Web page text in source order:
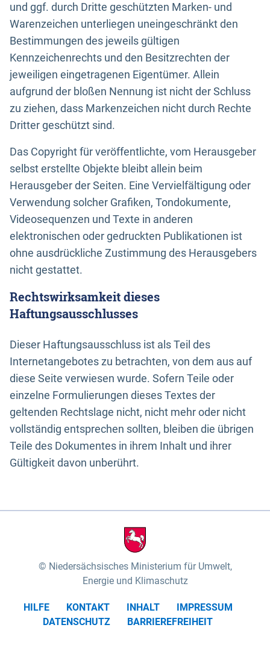
und ggf. durch Dritte geschützten Marken- und
Warenzeichen unterliegen uneingeschränkt den
Bestimmungen des jeweils gültigen
Kennzeichenrechts und den Besitzrechten der
jeweiligen eingetragenen Eigentümer. Allein
aufgrund der bloßen Nennung ist nicht der Schluss
zu ziehen, dass Markenzeichen nicht durch Rechte
Dritter geschützt sind.
Das Copyright für veröffentlichte, vom Herausgeber
selbst erstellte Objekte bleibt allein beim
Herausgeber der Seiten. Eine Vervielfältigung oder
Verwendung solcher Grafiken, Tondokumente,
Videosequenzen und Texte in anderen
elektronischen oder gedruckten Publikationen ist
ohne ausdrückliche Zustimmung des Herausgebers
nicht gestattet.
Rechtswirksamkeit dieses
Haftungsausschlusses
Dieser Haftungsausschluss ist als Teil des
Internetangebotes zu betrachten, von dem aus auf
diese Seite verwiesen wurde. Sofern Teile oder
einzelne Formulierungen dieses Textes der
geltenden Rechtslage nicht, nicht mehr oder nicht
vollständig entsprechen sollten, bleiben die übrigen
Teile des Dokumentes in ihrem Inhalt und ihrer
Gültigkeit davon unberührt.
Niedersächsisches Ministerium für Umwelt,
Energie und Klimaschutz
HILFE KONTAKT INHALT
IMPRESSUM
DATENSCHUTZ
BARRIEREFREIHEIT